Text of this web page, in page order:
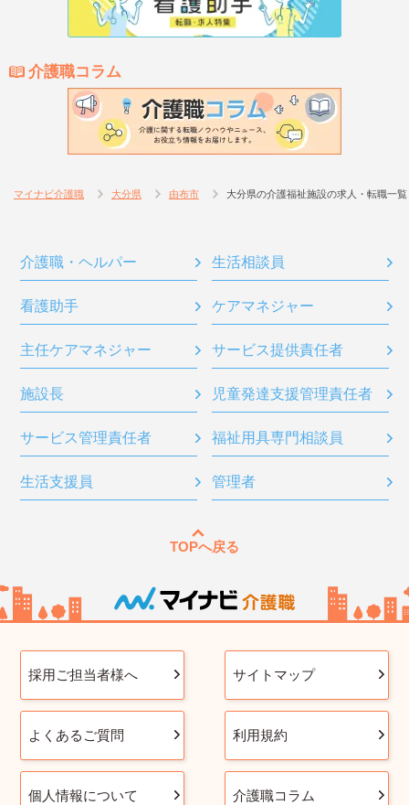
介護職コラム
マイナビ介護職 大分県 由布市 大分県の介護福祉施設の求人・転職一覧
介護職・ヘルパー 生活相談員
看護助手 ケアマネジャー
主任ケアマネジャー サービス提供責任者
施設長 児童発達支援管理責任者
サービス管理責任者 福祉用具専門相談員
生活支援員 管理者
TOPへ戻る
採用ご担当者様へ サイトマップ
よくあるご質問 利用規約
個人情報について 介護職コラム